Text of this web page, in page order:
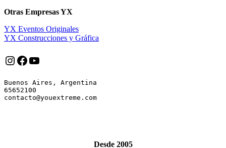
Otras Empresas YX
YX Eventos Originales
YX Construcciones y Gráfica
Instagram
Facebook
YouTube
Buenos Aires, Argentina
65652100
Desde 2005